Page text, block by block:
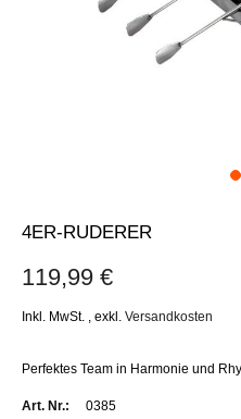
4ER-RUDERER
119,99 €
Inkl. MwSt. exkl. Versandkosten
Perfektes Team in Harmonie und
Weitere
0385